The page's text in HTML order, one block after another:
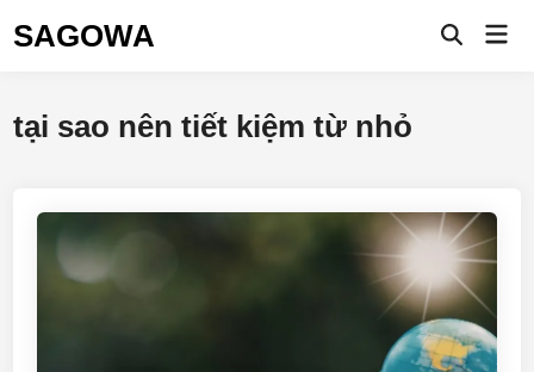
SAGOWA
tại sao nên tiết kiệm từ nhỏ